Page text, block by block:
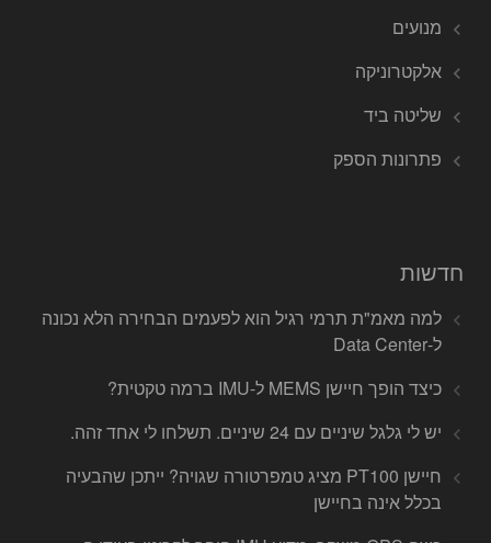
מנועים
אלקטרוניקה
שליטה ביד
פתרונות הספק
חדשות
למה מאמ"ת תרמי רגיל הוא לפעמים הבחירה הלא נכונה
ל-Data Center
כיצד הופך חיישן MEMS ל-IMU ברמה טקטית?
יש לי גלגל שיניים עם 24 שיניים. תשלחו לי אחד זהה.
חיישן PT100 מציג טמפרטורה שגויה? ייתכן שהבעיה
בכלל אינה בחיישן